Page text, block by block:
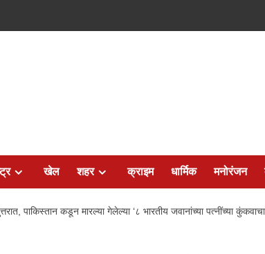
खेल शहर क्राइम धार्मिक मनोरंजन
पाकिस्तान कडून मारल्या गेलेल्या ‘८ भारतीय जवानांच्या पत्नींच्या